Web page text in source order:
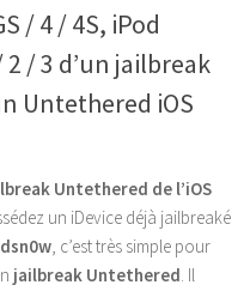
/ 4 / 4S, iPod
2 / 3 d’un jailbreak
Untethered iOS
Untethered de l’iOS
un iDevice déjà jailbreaké
, c’est très simple pour
jailbreak Untethered. Il